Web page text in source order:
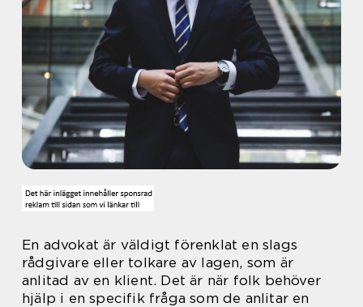
En advokat är väldigt förenklat en slags
rådgivare eller tolkare av lagen, som är
anlitad av en klient. Det är när folk behöver
hjälp i en specifik fråga som de anlitar en